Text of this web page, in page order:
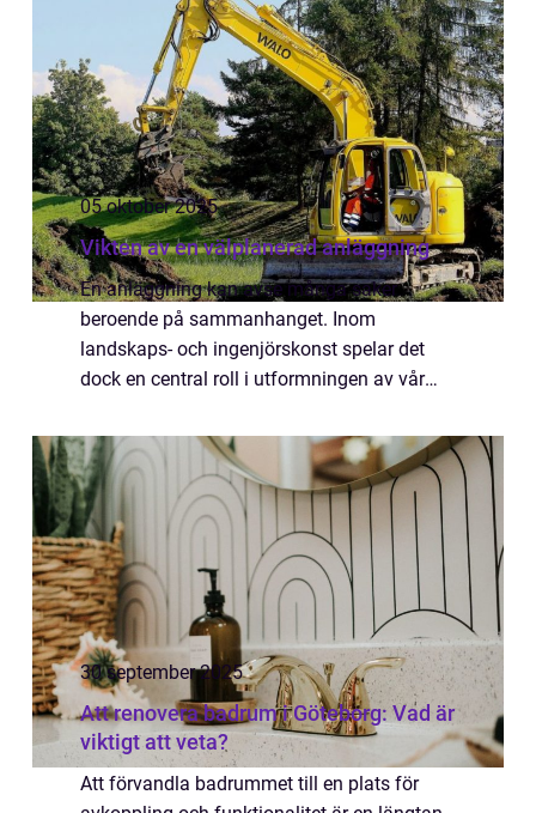
05 oktober 2025
Vikten av en välplanerad anläggning
En anläggning kan avse många saker
beroende på sammanhanget. Inom
landskaps- och ingenjörskonst spelar det
dock en central roll i utformningen av vår
parker till v...
30 september 2025
Att renovera badrum i Göteborg: Vad är
viktigt att veta?
Att förvandla badrummet till en plats för